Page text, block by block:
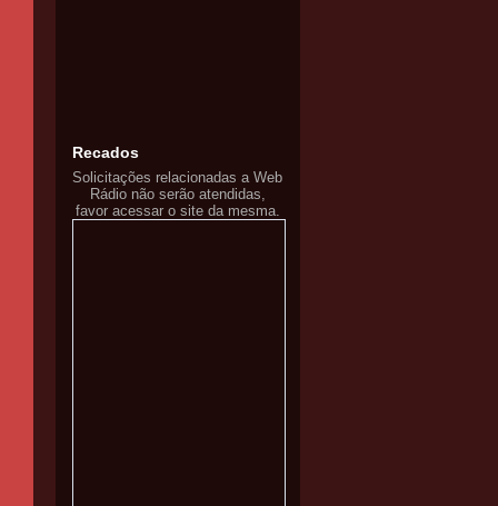
Recados
Solicitações relacionadas a Web
Rádio não serão atendidas,
favor acessar o site da mesma.